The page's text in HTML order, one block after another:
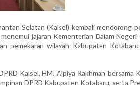
Selatan (Kalsel) kembali mendorong
jajaran Kementerian Dalam
pemekaran wilayah Kabupaten
Kalsel, HM. Alpiya Rakhman
DPRD Kabupaten Kotabaru, serta